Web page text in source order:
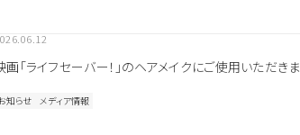
画「ライフセーバー！」のヘアメイクにご使用いただきま
知らせ メディア情報